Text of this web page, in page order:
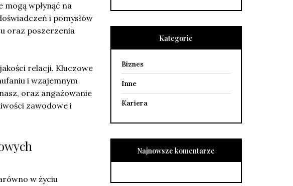
wpłynąć na
i pomysłów
oraz poszerzenia
relacji. Kluczowe
i wzajemnym
oraz angażowanie
zawodowe i
w życiu
Kategorie
Biznes
Inne
Kariera
Najnowsze komentarze